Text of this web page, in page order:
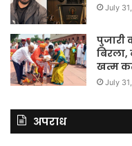
July
पुजारी
बिरला,
खत्म
July
अपराध